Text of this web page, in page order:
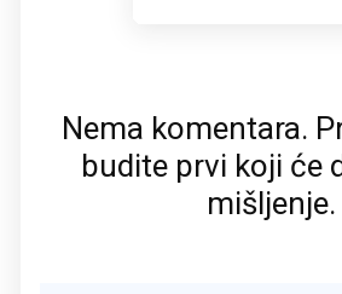
Nema komentara.
budite prvi koji će
mišljenje.